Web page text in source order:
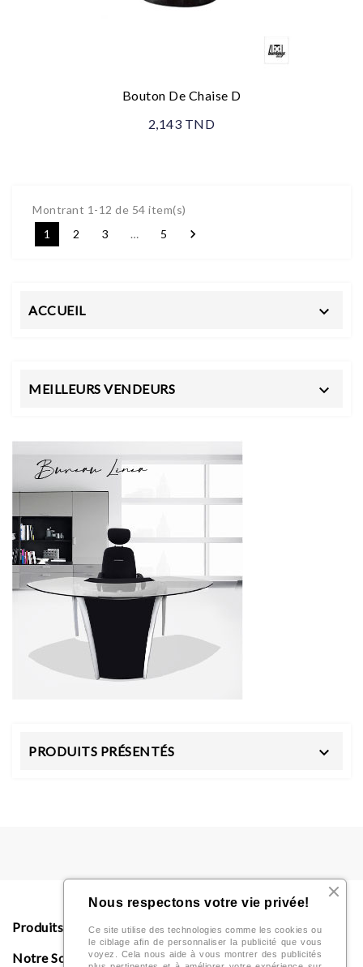
Bouton De Chaise D
2,143 TND
Montrant 1-12 de 54 item(s)
1
2 3 … 5 
ACCUEIL 
MEILLEURS VENDEURS 
PRODUITS PRÉSENTÉS 
Produits
Notre Société
Nous respectons votre vie privée!
Ce site utilise des technologies comme les cookies ou
le ciblage afin de personnaliser la publicité que vous
voyez. Cela nous aide à vous montrer des publicités